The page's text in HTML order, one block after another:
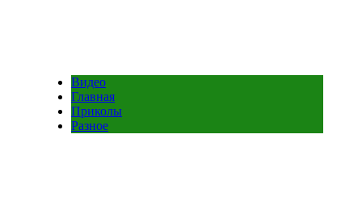
Видео
Главная
Приколы
Разное